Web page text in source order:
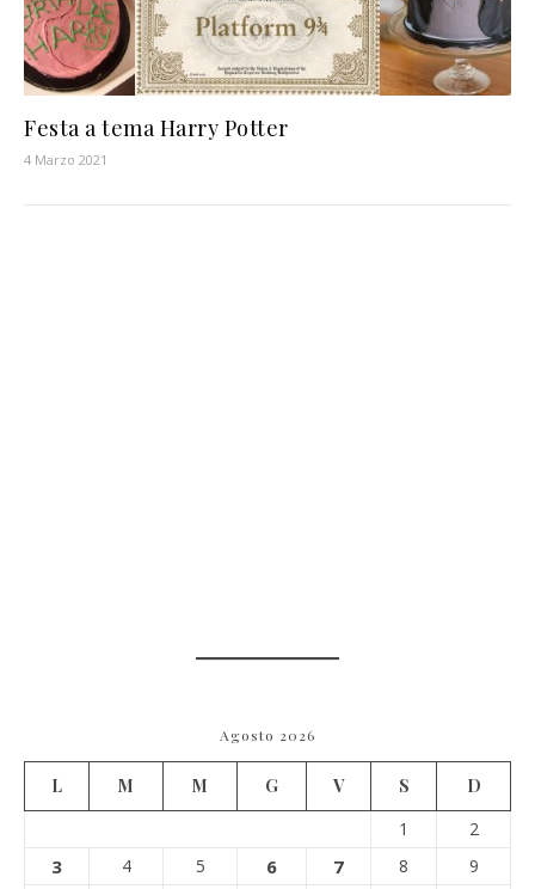
Festa a tema Harry Potter
4 Marzo 2021
Agosto 2026
L M M G V S
D
1
2
3 4 5 6 7 8
9